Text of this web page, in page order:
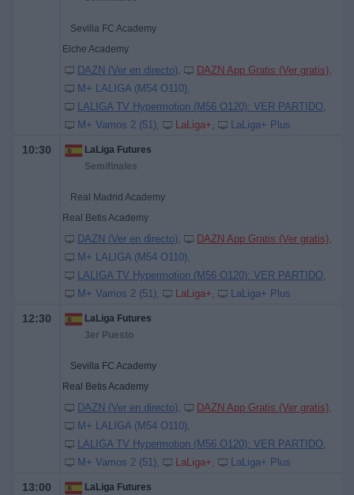
Sevilla FC Academy
Elche Academy
DAZN (Ver en directo)
DAZN App Gratis (Ver gratis)
M+ LALIGA (M54 O110)
LALIGA TV Hypermotion (M56 O120): VER PARTIDO
M+ Vamos 2 (51)
LaLiga+ LaLiga+ Plus
10:30
LaLiga Futures
Semifinales
Real Madrid Academy
Real Betis Academy
DAZN (Ver en directo)
DAZN App Gratis (Ver gratis)
M+ LALIGA (M54 O110)
LALIGA TV Hypermotion (M56 O120): VER PARTIDO
M+ Vamos 2 (51)
LaLiga+ LaLiga+ Plus
12:30
LaLiga Futures
3er Puesto
Sevilla FC Academy
Real Betis Academy
DAZN (Ver en directo)
DAZN App Gratis (Ver gratis)
M+ LALIGA (M54 O110)
LALIGA TV Hypermotion (M56 O120): VER PARTIDO
M+ Vamos 2 (51)
LaLiga+ LaLiga+ Plus
13:00
LaLiga Futures